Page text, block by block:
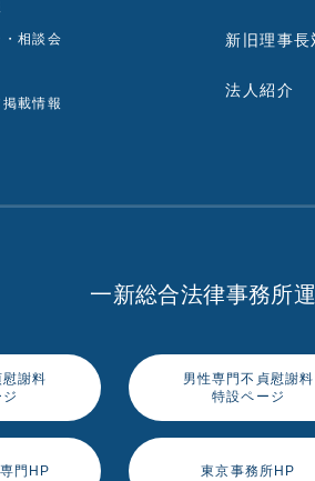
相談会
載情報
新旧理事長
法人紹介
一新総合法律事務所
謝料
男性専門不貞慰謝料
特設ページ
門HP 東京事務所HP